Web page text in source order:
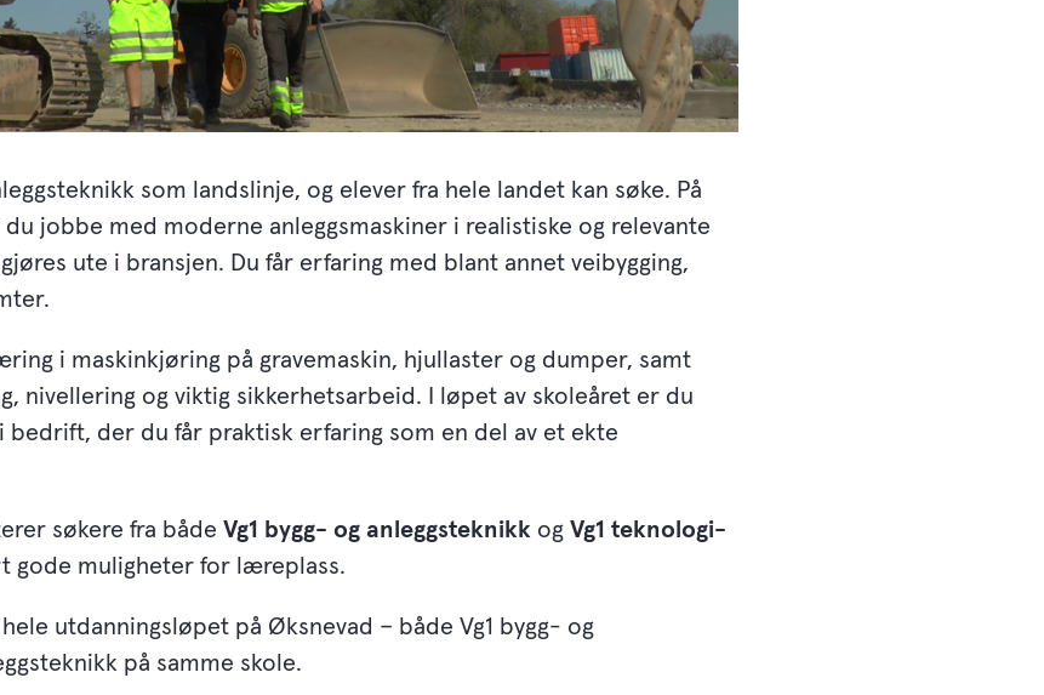
som landslinje, og elever fra hele landet kan søke. På
du jobbe med moderne anleggsmaskiner i realistiske og relevante
ute i bransjen. Du får erfaring med blant annet veibygging,
i maskinkjøring på gravemaskin, hjullaster og dumper, samt
nivellering og viktig sikkerhetsarbeid. I løpet av skoleåret er du
bedrift, der du får praktisk erfaring som en del av et ekte
søkere fra både Vg1 bygg- og anleggsteknikk og Vg1 teknologi-
gode muligheter for læreplass.
utdanningsløpet på Øksnevad – både Vg1 bygg- og
på samme skole.